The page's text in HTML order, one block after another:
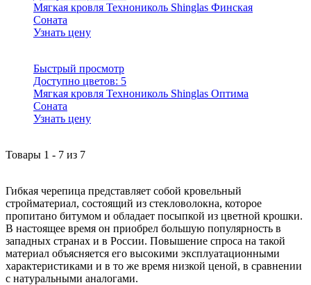
Мягкая кровля Технониколь Shinglas Финская
Соната
Узнать цену
Быстрый просмотр
Доступно цветов: 5
Мягкая кровля Технониколь Shinglas Оптима
Соната
Узнать цену
Товары 1 - 7 из 7
Гибкая черепица представляет собой кровельный
стройматериал, состоящий из стекловолокна, которое
пропитано битумом и обладает посыпкой из цветной крошки.
В настоящее время он приобрел большую популярность в
западных странах и в России. Повышение спроса на такой
материал объясняется его высокими эксплуатационными
характеристиками и в то же время низкой ценой, в сравнении
с натуральными аналогами.